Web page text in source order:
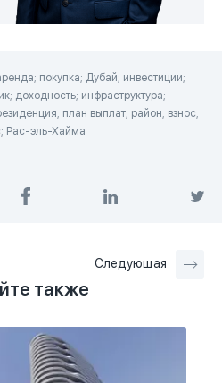
покупка; Дубай; инвестиции;
доходность; инфраструктура;
план выплат; район; взнос;
Рас-эль-Хайма
Следующая
также